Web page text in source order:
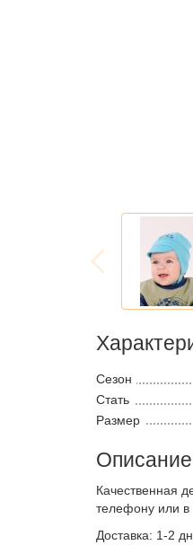
Сезон
Стать
Размер
Описание
Качественная
телефону или
Доставка: 1-2